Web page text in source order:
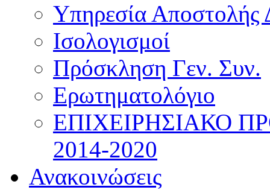
Υπηρεσία Αποστολής
Ισολογισμοί
Πρόσκληση Γεν. Συν.
Ερωτηματολόγιο
ΕΠΙΧΕΙΡΗΣΙΑΚΟ
2014-2020
Ανακοινώσεις